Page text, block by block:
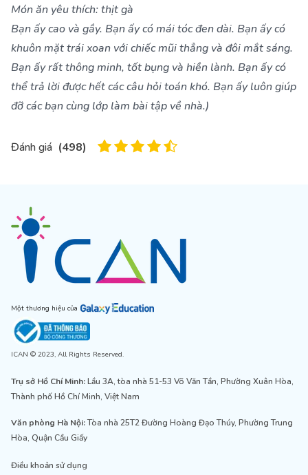
Món ăn yêu thích: thịt gà
Bạn ấy cao và gầy. Bạn ấy có mái tóc đen dài. Bạn ấy có
khuôn mặt trái xoan với chiếc mũi thẳng và đôi mắt sáng.
Bạn ấy rất thông minh, tốt bụng và hiền lành. Bạn ấy có
thể trả lời được hết các câu hỏi toán khó. Bạn ấy luôn giúp
đỡ các bạn cùng lớp làm bài tập về nhà.)
Đánh giá (498)
Một thương hiệu của
ICAN © 2023, All Rights Reserved.
Trụ sở Hồ Chí Minh:Lầu 3A, tòa nhà 51-53 Võ Văn Tần, Phường Xuân Hòa,
Thành phố Hồ Chí Minh, Việt Nam
Văn phòng Hà Nội:Tòa nhà 25T2 Đường Hoàng Đạo Thúy, Phường Trung
Hòa, Quận Cầu Giấy
Điều khoản sử dụng